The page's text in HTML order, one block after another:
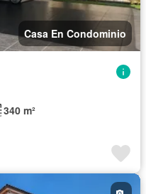
Casa En Condominio
340 m²